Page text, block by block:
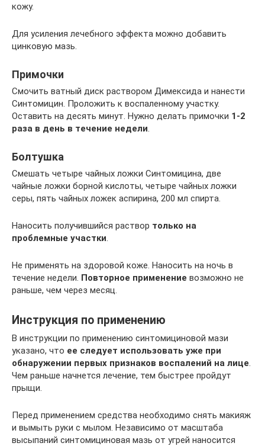
кожу.
Для усиления лечебного эффекта можно добавить
цинковую мазь.
Примочки
Смочить ватный диск раствором Димексида и нанести
Синтомицин. Проложить к воспаленному участку.
Оставить на десять минут. Нужно делать примочки 1-2
раза в день в течение недели
Болтушка
Смешать четыре чайных ложки Синтомицина, две
чайные ложки борной кислоты, четыре чайных ложки
серы, пять чайных ложек аспирина, 200 мл спирта.
Наносить получившийся раствор только на
проблемные участки
Не применять на здоровой коже. Наносить на ночь в
течение недели. Повторное применение возможно не
раньше, чем через месяц.
Инструкция по применению
В инструкции по применению синтомициновой мази
указано, что ее следует использовать уже при
обнаружении первых признаков воспалений на лице
Чем раньше начнется лечение, тем быстрее пройдут
прыщи.
Перед применением средства необходимо снять макияж
и вымыть руки с мылом. Независимо от масштаба
высыпаний синтомициновая мазь от угрей наносится